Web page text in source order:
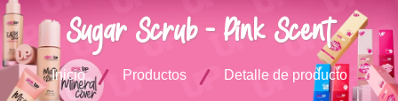
Sugar Scrub - Pink Scent
Inicio Productos Detalle de producto